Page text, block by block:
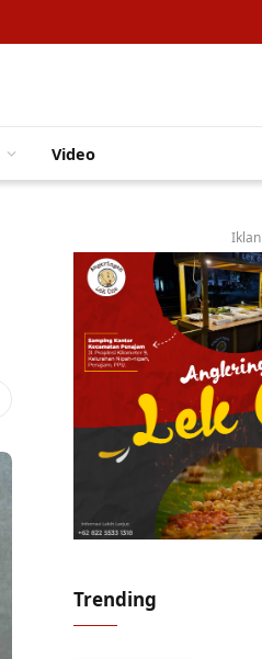
Video
Iklan
Trending